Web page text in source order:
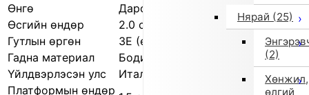
Нярай (25)
(2)
Хөнжил,
өлгий
Өнгө
Дарсны улаан (0D03)
Өсгийн өндөр
2.0 см
Гутлын өргөн
3E (өргөн)
Гадна материал
Бодит арьс
Үйлдвэрлэсэн улс
Итали
Платформын өндөр